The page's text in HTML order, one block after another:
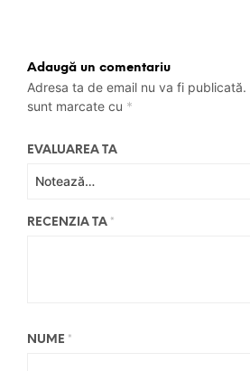
Adaugă un comentariu
Adresa ta de email nu va fi publicată.
sunt marcate cu *
EVALUAREA TA
RECENZIA TA *
NUME *